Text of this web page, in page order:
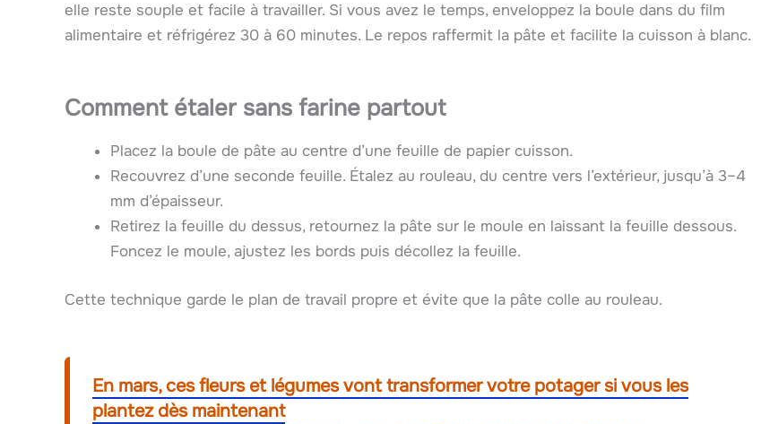
elle reste souple et facile à travailler. Si vous avez le temps, enveloppez la boule dans du film
alimentaire et réfrigérez 30 à 60 minutes. Le repos raffermit la pâte et facilite la cuisson à blanc.
Comment étaler sans farine partout
Placez la boule de pâte au centre d’une feuille de papier cuisson.
Recouvrez d’une seconde feuille. Étalez au rouleau, du centre vers l’extérieur, jusqu’à 3–4
mm d’épaisseur.
Retirez la feuille du dessus, retournez la pâte sur le moule en laissant la feuille dessous.
Foncez le moule, ajustez les bords puis décollez la feuille.
Cette technique garde le plan de travail propre et évite que la pâte colle au rouleau.
En mars, ces fleurs et légumes vont transformer votre potager si vous les
plantez dès maintenant